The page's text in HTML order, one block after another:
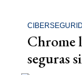
Chrome
seguras